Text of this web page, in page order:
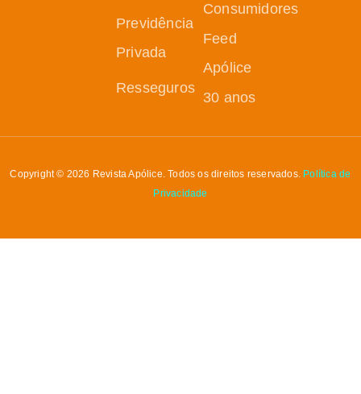
Previdência
Privada
Resseguros
Consumidores
Feed
Apólice
30 anos
Copyright © 2026 Revista Apólice. Todos os direitos reservados. Política de
Privacidade